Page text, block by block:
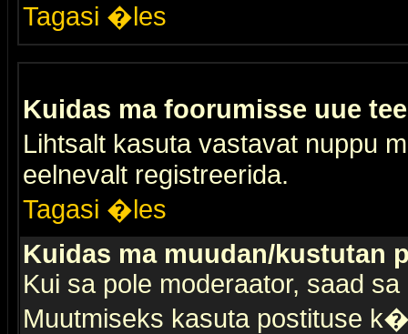
Tagasi �les
Kuidas ma foorumisse uue
Lihtsalt kasuta vastavat nuppu
eelnevalt registreerida.
Tagasi �les
Kuidas ma muudan/kustutan
Kui sa pole moderaator, saad
Muutmiseks kasuta postituse